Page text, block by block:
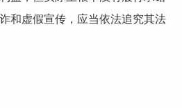
和虚假宣传，应当依法追究其法